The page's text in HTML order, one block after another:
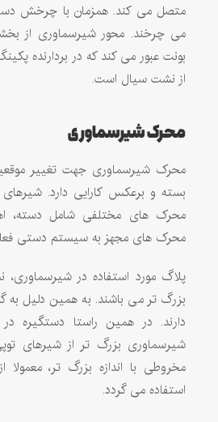
متصل می کند. همزمان با چرخش
می چرخند. محور شیرسماوری از
بونت عبور می کند که در بردارنده
از نشت سیال است.
محرک شیرسماوری
محرک شیرسماوری جهت تغییر
بسته و برعکس کارایی دارد.
محرک های مختلفی شامل دسته،
محرک های مجهز به سیستم دستی
پلاگ مورد استفاده در
بزرگ تر می باشند. به همین دلیل به
دارند. در همین راستا دستگیره
شیرسماوری بزرگ تر از شیرهای
مخروطی با اندازه بزرگ تر،
استفاده می گردد.